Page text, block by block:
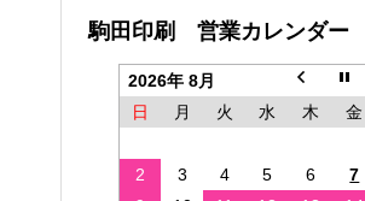
駒田印刷 営業カレンダー
2026年 8月
日
月 火 水 木 金
2
3 4 5 6 7